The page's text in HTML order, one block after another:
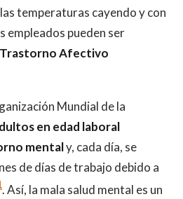
temperaturas cayendo y con
empleados pueden ser
Trastorno Afectivo
Mundial de la
en edad laboral
mentaly, cada día, se
de días de trabajo debido a
. Así, la mala salud mental es un